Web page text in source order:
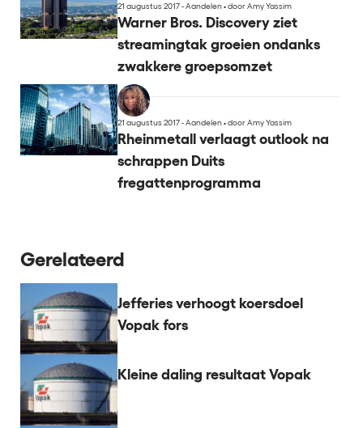
21 augustus 2017 - Aandelen•door Amy Yassim
Warner Bros. Discovery ziet
streamingtak groeien ondanks
zwakkere groepsomzet
21 augustus 2017 - Aandelen•door Amy Yassim
Rheinmetall verlaagt outlook na
schrappen Duits
fregattenprogramma
Gerelateerd
Jefferies verhoogt koersdoel
Vopak fors
Kleine daling resultaat Vopak